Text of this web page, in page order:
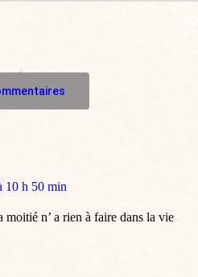
10 h 50 min
n’ a rien à faire dans la vie